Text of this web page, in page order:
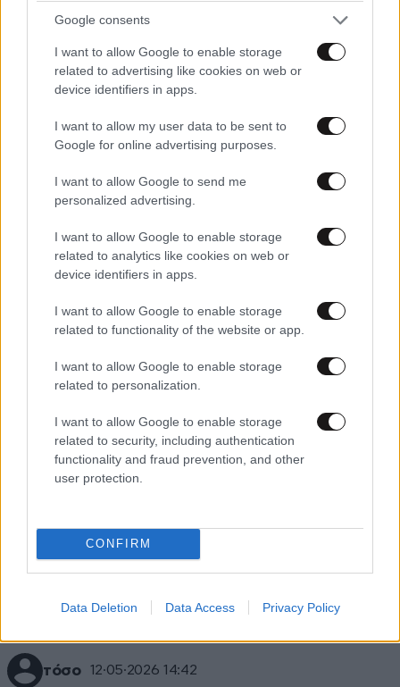
Google consents
I want to allow Google to enable storage
related to advertising like cookies on web or
device identifiers in apps.
I want to allow my user data to be sent to
Google for online advertising purposes.
I want to allow Google to send me
personalized advertising.
I want to allow Google to enable storage
related to analytics like cookies on web or
device identifiers in apps.
I want to allow Google to enable storage
related to functionality of the website or app.
I want to allow Google to enable storage
related to personalization.
I want to allow Google to enable storage
related to security, including authentication
functionality and fraud prevention, and other
user protection.
CONFIRM
Data Deletion Data Access Privacy Policy
ΣΧΌΛΙΑ ΑΝΑΓΝΩΣΤΏΝ
τόσο 12·05·2026 14:42